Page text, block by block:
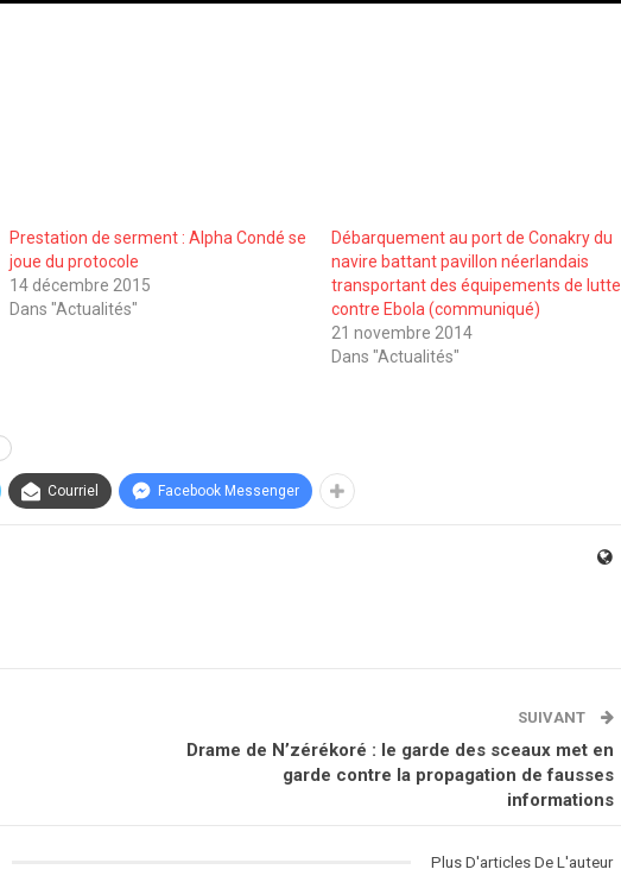
Prestation de serment : Alpha Condé se
joue du protocole
14 décembre 2015
Dans "Actualités"
Débarquement au port de Conakry du
navire battant pavillon néerlandais
transportant des équipements de lutte
contre Ebola (communiqué)
21 novembre 2014
Dans "Actualités"
Courriel Facebook Messenger
SUIVANT
Drame de N’zérékoré : le garde des sceaux met en
garde contre la propagation de fausses
informations
Plus D'articles De L'auteur